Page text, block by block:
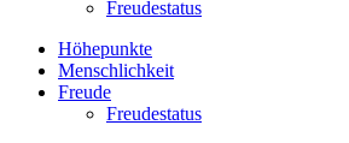
Freudestatus
Höhepunkte
Menschlichkeit
Freude
Freudestatus